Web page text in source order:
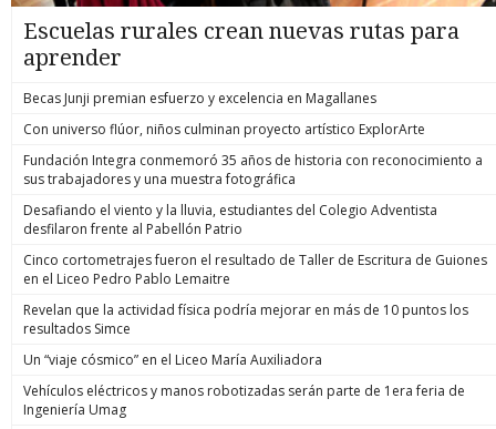
Escuelas rurales crean nuevas rutas para
aprender
Becas Junji premian esfuerzo y excelencia en Magallanes
Con universo flúor, niños culminan proyecto artístico ExplorArte
Fundación Integra conmemoró 35 años de historia con reconocimiento a
sus trabajadores y una muestra fotográfica
Desafiando el viento y la lluvia, estudiantes del Colegio Adventista
desfilaron frente al Pabellón Patrio
Cinco cortometrajes fueron el resultado de Taller de Escritura de Guiones
en el Liceo Pedro Pablo Lemaitre
Revelan que la actividad física podría mejorar en más de 10 puntos los
resultados Simce
Un “viaje cósmico” en el Liceo María Auxiliadora
Vehículos eléctricos y manos robotizadas serán parte de 1era feria de
Ingeniería Umag